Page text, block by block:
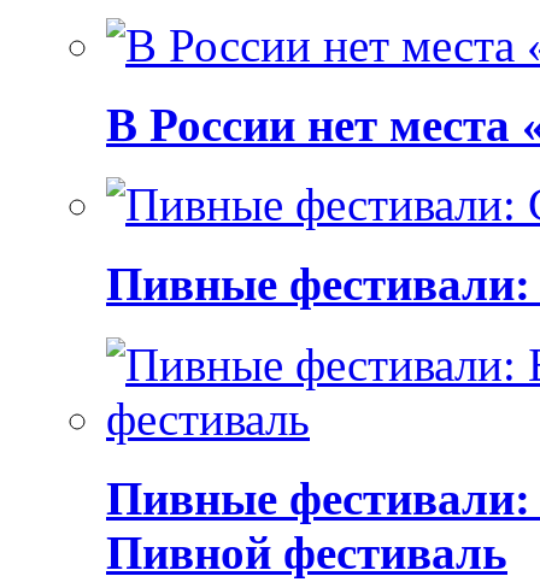
В России нет места
Пивные фестивали:
Пивные
Пивной фестиваль